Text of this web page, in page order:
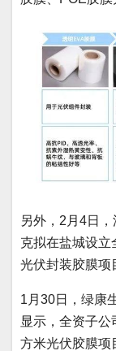
另外，2月4日
克拟在盐城设立
光伏封装胶膜项
1月30日，绿康
显示，全资子
方米光伏胶膜项